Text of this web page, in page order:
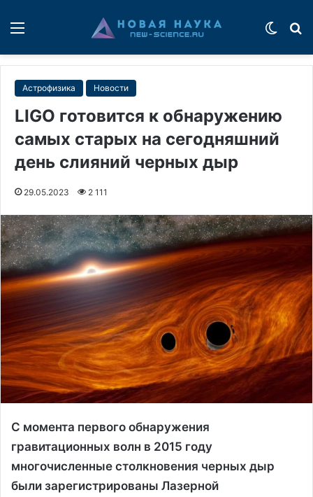
Астрофизика Новости
LIGO готовится к обнаружению
самых старых на сегодняшний
день слияний черных дыр
29.05.2023 2 111
С момента первого обнаружения
гравитационных волн в 2015 году
многочисленные столкновения черных дыр
были зарегистрированы Лазерной